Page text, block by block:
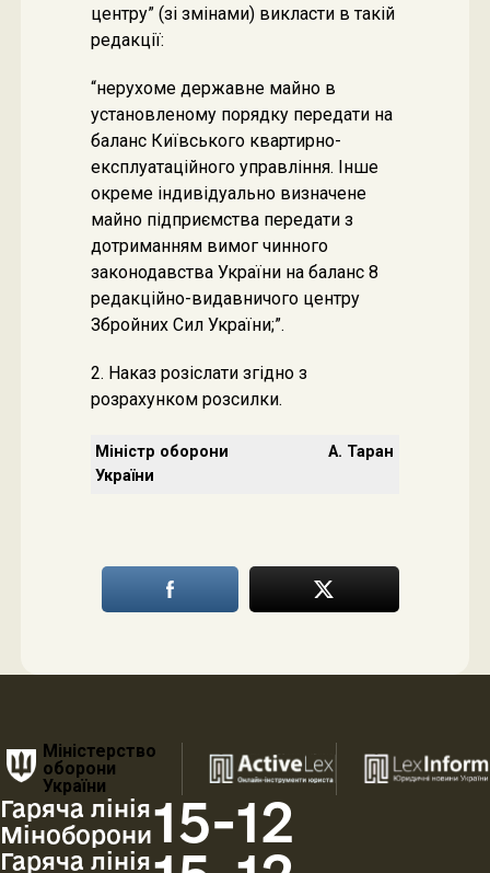
центру” (зі змінами) викласти в такій
редакції:
“нерухоме державне майно в
установленому порядку передати на
баланс Київського квартирно-
експлуатаційного управління. Інше
окреме індивідуально визначене
майно підприємства передати з
дотриманням вимог чинного
законодавства України на баланс 8
редакційно-видавничого центру
Збройних Сил України;”.
2. Наказ розіслати згідно з
розрахунком розсилки.
Міністр оборони
України
А. Таран
Міністерство
оборони
України
Гаряча лінія
Міноборони15-12
Гаряча лінія